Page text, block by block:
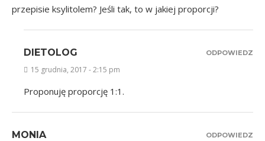
przepisie ksylitolem? Jeśli tak, to w jakiej proporcji?
DIETOLOG
15 grudnia, 2017 - 2:15 pm
Proponuję proporcję 1:1.
ODPOWIEDZ
MONIA ODPOWIEDZ